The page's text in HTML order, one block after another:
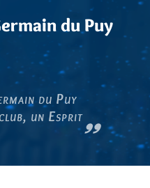
du Puy
du Puy
un Esprit